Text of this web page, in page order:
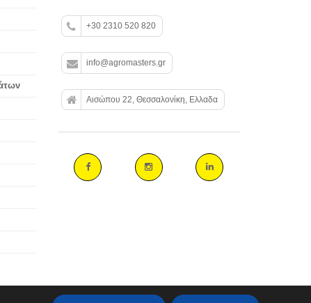
+30 2310 520 820
info@agromasters.gr
Αισώπου 22, Θεσσαλονίκη, Ελλαδα